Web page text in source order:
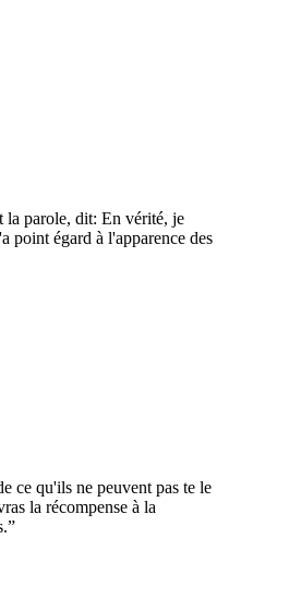
la parole, dit: En vérité, je
point égard à l'apparence des
ce qu'ils ne peuvent pas te le
la récompense à la
”